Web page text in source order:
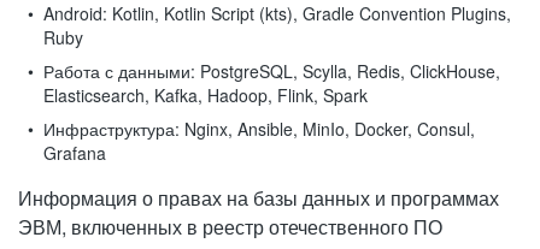
Android: Kotlin, Kotlin Script (kts), Gradle Convention Plugins,
Ruby
Работа с данными: PostgreSQL, Scylla, Redis, ClickHouse,
Elasticsearch, Kafka, Hadoop, Flink, Spark
Инфраструктура: Nginx, Ansible, MinIo, Docker, Consul,
Grafana
Информация о правах на базы данных и программах
ЭВМ, включенных в реестр отечественного ПО